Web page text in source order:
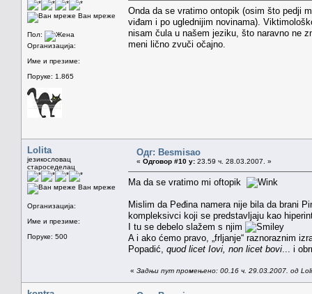
Ван мреже
Пол:
Организација:
Име и презиме:
Поруке: 1.865
Onda da se vratimo ontopik (osim što pedji
viđam i po uglednijim novinama).
nisam čula u našem jeziku, što naravno ne
meni lično zvuči očajno.
Lolita
језикословац
староседелац
Ван мреже
Организација:
Име и презиме:
Поруке: 500
Одг: Besmisao
« Одговор #10 у: 23.59 ч. 28.03.2007. »
Ma da se vratimo mi oftopik
Mislim da Peđina namera nije bila da brani
kompleksivci koji se predstavljaju kao
I tu se debelo slažem s njim
A i ako ćemo pravo, „frljanje“ raznoraznim
Popadić, quod licet Iovi, non licet bovi ... i
« Задњи пут промењено: 00.16 ч. 29.03.2007. од